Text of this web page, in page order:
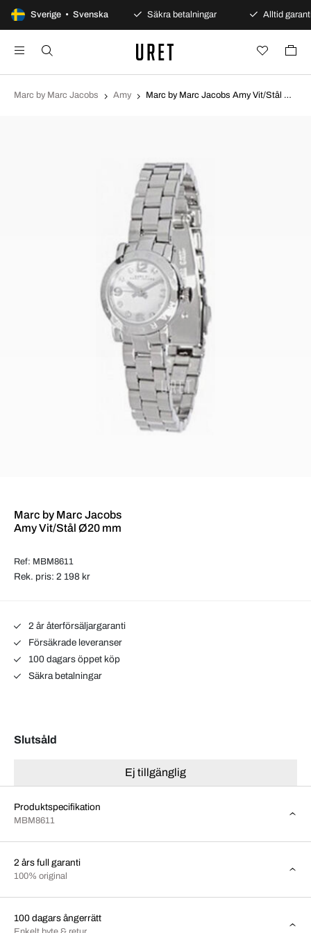
Sverige • Svenska
100 dagars öppet köp Säkra betalningar Alltid garanti
Marc by Marc Jacobs Amy Marc by Marc Jacobs Amy Vit/Stål Ø20 mm MBM8611
Marc by Marc Jacobs
Amy Vit/Stål Ø20 mm
Ref: MBM8611
Rek. pris: 2 198 kr
2 år återförsäljargaranti
Försäkrade leveranser
100 dagars öppet köp
Säkra betalningar
Slutsåld
Ej tillgänglig
Produktspecifikation
MBM8611
2 års full garanti
100% original
100 dagars ångerrätt